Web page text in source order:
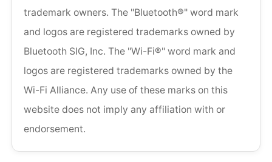
trademark owners. The "Bluetooth®" word mark
and logos are registered trademarks owned by
Bluetooth SIG, Inc. The "Wi-Fi®" word mark and
logos are registered trademarks owned by the
Wi-Fi Alliance. Any use of these marks on this
website does not imply any affiliation with or
endorsement.